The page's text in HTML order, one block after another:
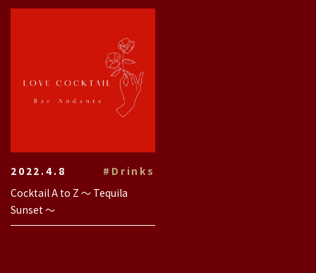
2022.4.8
#Drinks
Cocktail A to Z 〜 Tequila
Sunset 〜